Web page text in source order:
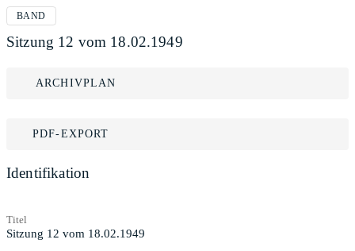
BAND
Sitzung 12 vom 18.02.1949
ARCHIVPLAN
PDF-EXPORT
Identifikation
Titel
Sitzung 12 vom 18.02.1949